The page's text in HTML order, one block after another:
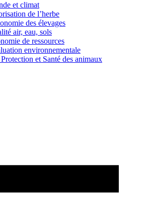
et climat
de l’herbe
des élevages
air, eau, sols
de ressources
environnementale
et Santé des animaux